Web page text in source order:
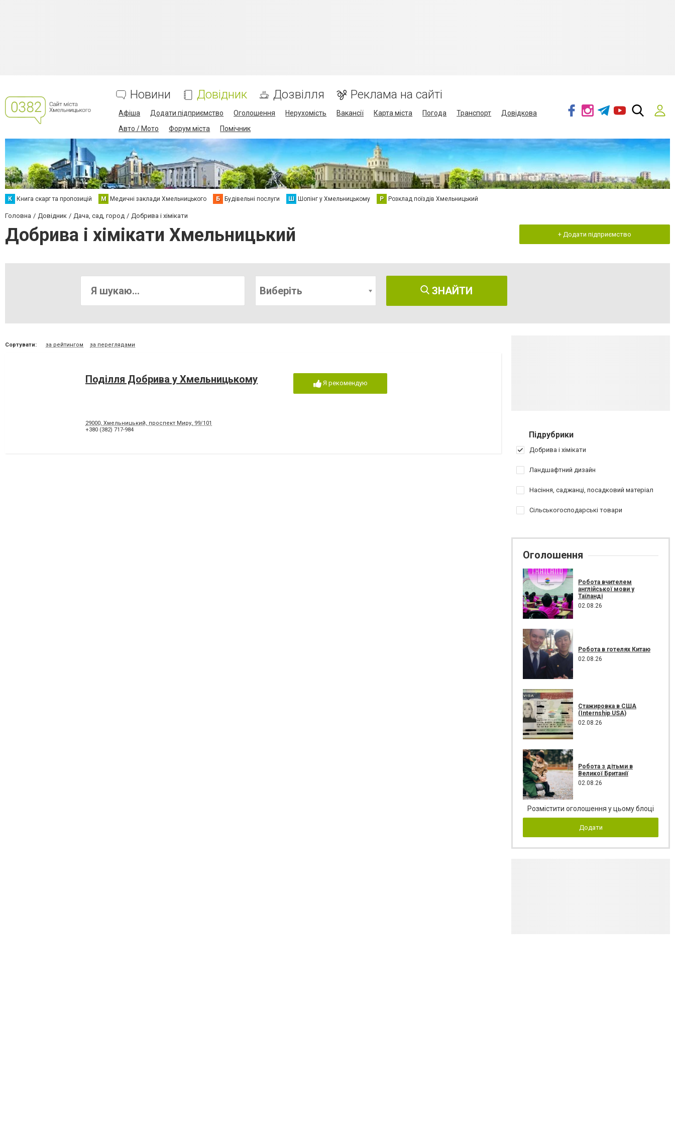
Новини Довідник Дозвілля Реклама на сайті
Афіша Додати підприємство Оголошення Нерухомість Вакансії Карта міста Погода Транспорт
Довідкова
Авто / Мото
Форум міста Помічник
К Книга скарг та пропозицій М Медичні заклади Хмельницького Б Будівельні послуги Ш Шопінг у Хмельницькому Р Розклад поїздів Хмельницький
Головна Довідник Дача, сад, город Добрива і хімікати
Добрива і хімікати Хмельницький + Додати підприємство
Виберіть ЗНАЙТИ
Сортувати: за рейтингом за переглядами
Поділля Добрива у Хмельницькому
29000, Хмельницький, проспект Миру, 99/101
+380 (382) 717-984
Я рекомендую
Підрубрики
Добрива і хімікати
Ландшафтний дизайн
Насіння, саджанці, посадковий матеріал
Сільськогосподарські товари
Оголошення
Робота вчителем
англійської мови у
Таїланді
02.08.26
Робота в готелях Китаю
02.08.26
Стажировка в США
(Internship USA)
02.08.26
Робота з дітьми в
Великої Британії
02.08.26
Розмістити оголошення у цьому блоці
Додати